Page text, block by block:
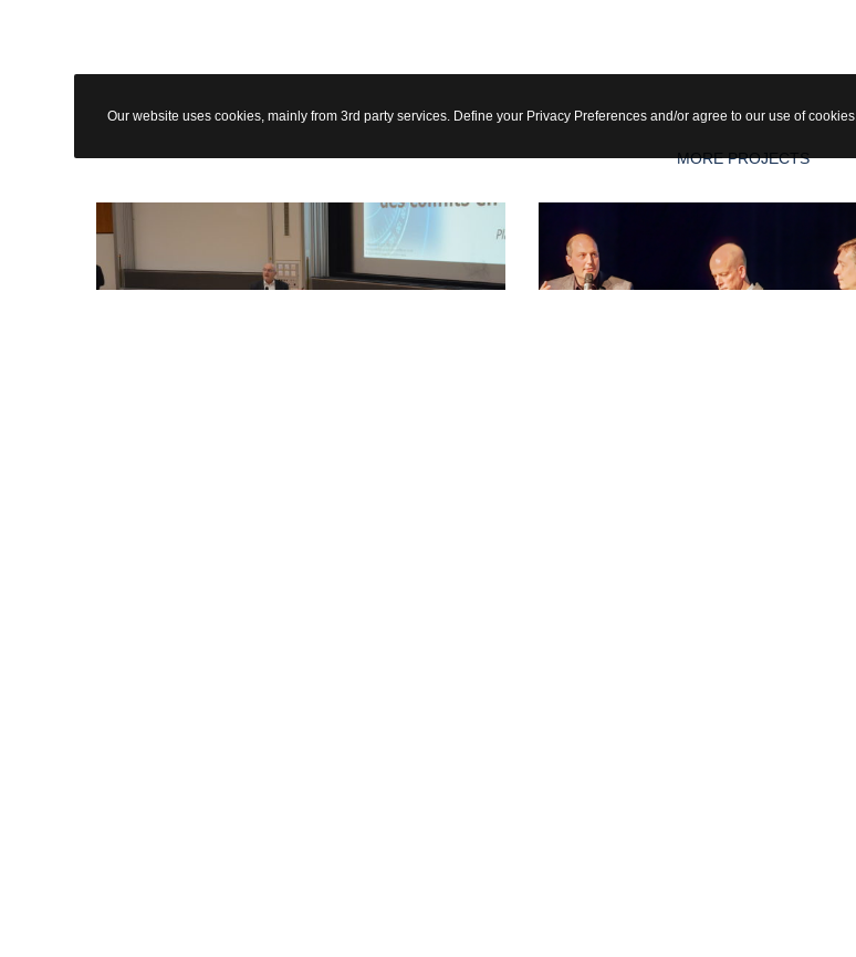
MORE PROJECTS
Our website uses cookies, mainly from 3rd party services. Define your Privacy Preferences and/or agree to our use of cookies.